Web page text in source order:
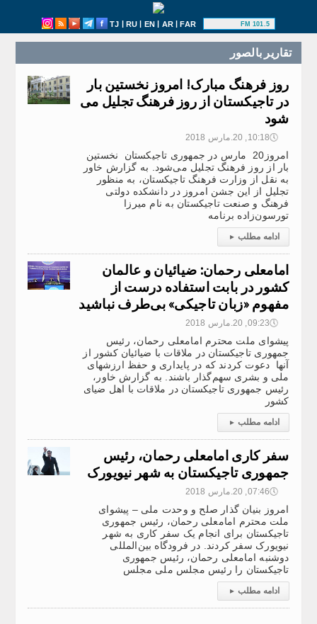
TJ | RU | EN | AR|FAR 101.5 FM
تقارير بالصور
روز فرهنگ مبارک! امروز نخستین بار
در تاجیکستان از روز فرهنگ تجلیل می
شود
🕔10:18, 20.مارس 2018
امروز20 مارس در جمهوری تاجیکستان نخستین
بار از روز فرهنگ تجلیل می‌شود. به گزارش خاور
به نقل از وزارت فرهنگ تاجیکستان، به منظور
تجلیل از این جشن امروز در دانشکده دولتی
فرهنگ و صنعت تاجیکستان به نام میرزا
تورسون‌زاده برنامه
ادامه مطلب ▸
امامعلی رحمان: ضیائیان و عالمان
کشور در بابت استفاده درست از
مفهوم «زبان تاجیکی» بی‌طرف نباشید
🕔09:23, 20.مارس 2018
پیشوای ملت محترم امامعلی رحمان، رئیس
جمهوری تاجیکستان در ملاقات با ضیائیان کشور از
آنها دعوت کردند که در پایداری و حفظ ارزشهای
ملی و بشری سهم‌گذار باشند. به گزارش خاور،
رئیس جمهوری تاجیکستان در ملاقات با اهل ضیای
کشور
ادامه مطلب ▸
سفر کاری امامعلی رحمان، رئیس
جمهوری تاجیکستان به شهر نیویورک
🕔07:46, 20.مارس 2018
امروز بنیان گذار صلح و وحدت ملی – پیشوای
ملت محترم امامعلی رحمان، رئیس جمهوری
تاجیکستان برای انجام یک سفر کاری به شهر
نیویورک سفر کردند. در فرودگاه بین‌المللی
دوشنبه امامعلی رحمان، رئیس جمهوری
تاجیکستان را رئیس مجلس ملی مجلس
ادامه مطلب ▸